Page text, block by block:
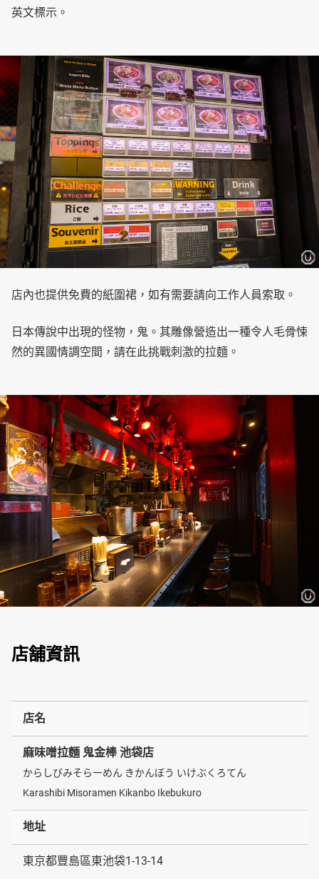
英文標示。
店內也提供免費的紙圍裙，如有需要請向工作人員索取。
日本傳說中出現的怪物，鬼。其雕像營造出一種令人毛骨悚
然的異國情調空間，請在此挑戰刺激的拉麵。
店舗資訊
店名
麻味噌拉麵 鬼金棒 池袋店
からしびみそらーめん きかんぼう いけぶくろてん
Karashibi Misoramen Kikanbo Ikebukuro
地址
東京都豐島區東池袋1-13-14